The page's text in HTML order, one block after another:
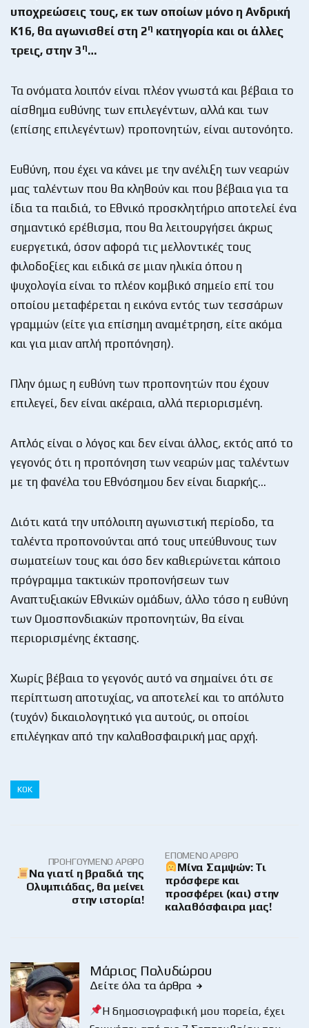
υποχρεώσεις τους, εκ των οποίων μόνο η Ανδρική
Κ16, θα αγωνισθεί στη 2η κατηγορία και οι άλλες
τρεις, στην 3 η…
Τα ονόματα λοιπόν είναι πλέον γνωστά και βέβαια το
αίσθημα ευθύνης των επιλεγέντων, αλλά και των
(επίσης επιλεγέντων) προπονητών, είναι αυτονόητο.
Ευθύνη, που έχει να κάνει με την ανέλιξη των νεαρών
μας ταλέντων που θα κληθούν και που βέβαια για τα
ίδια τα παιδιά, το Εθνικό προσκλητήριο αποτελεί ένα
σημαντικό ερέθισμα, που θα λειτουργήσει άκρως
ευεργετικά, όσον αφορά τις μελλοντικές τους
φιλοδοξίες και ειδικά σε μιαν ηλικία όπου η
ψυχολογία είναι το πλέον κομβικό σημείο επί του
οποίου μεταφέρεται η εικόνα εντός των τεσσάρων
γραμμών (είτε για επίσημη αναμέτρηση, είτε ακόμα
και για μιαν απλή προπόνηση).
Πλην όμως η ευθύνη των προπονητών που έχουν
επιλεγεί, δεν είναι ακέραια, αλλά περιορισμένη.
Απλός είναι ο λόγος και δεν είναι άλλος, εκτός από το
γεγονός ότι η προπόνηση των νεαρών μας ταλέντων
με τη φανέλα του Εθνόσημου δεν είναι διαρκής…
Διότι κατά την υπόλοιπη αγωνιστική περίοδο, τα
ταλέντα προπονούνται από τους υπεύθυνους των
σωματείων τους και όσο δεν καθιερώνεται κάποιο
πρόγραμμα τακτικών προπονήσεων των
Αναπτυξιακών Εθνικών ομάδων, άλλο τόσο η ευθύνη
των Ομοσπονδιακών προπονητών, θα είναι
περιορισμένης έκτασης.
Χωρίς βέβαια το γεγονός αυτό να σημαίνει ότι σε
περίπτωση αποτυχίας, να αποτελεί και το απόλυτο
(τυχόν) δικαιολογητικό για αυτούς, οι οποίοι
επιλέγηκαν από την καλαθοσφαιρική μας αρχή.
ΚΟΚ
ΠΡΟΗΓΟΎΜΕΝΟ ΆΡΘΡΟ
Να γιατί η βραδιά της
Ολυμπιάδας, θα μείνει
στην ιστορία!
ΕΠΌΜΕΝΟ ΆΡΘΡΟ
Μίνα Σαμψών: Τι
πρόσφερε και
προσφέρει (και) στην
καλαθόσφαιρα μας!
Μάριος Πολυδώρου
Δείτε όλα τα άρθρα
Η δημοσιογραφική μου πορεία, έχει